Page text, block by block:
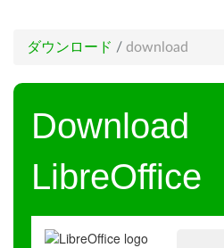
ダウンロード / download
Download
LibreOffice